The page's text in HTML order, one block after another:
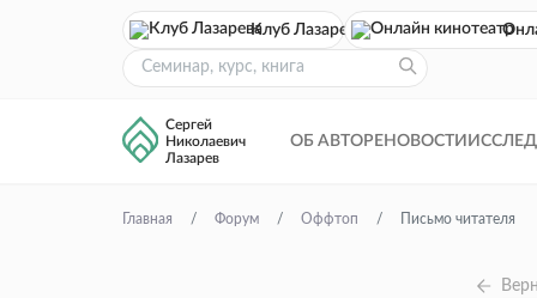
Клуб Лазарева
Сергей
Николаевич
Лазарев
ОБ АВТОРЕ НОВОСТИ
Главная Форум Оффтоп Письмо читателя